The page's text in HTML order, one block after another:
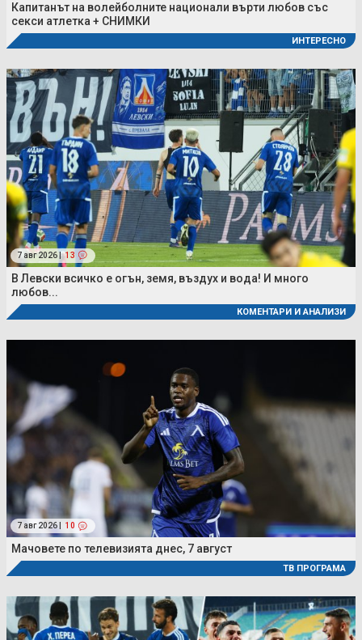
Капитанът на волейболните национали върти любов със
секси атлетка + СНИМКИ
ИНТЕРЕСНО
7 авг 2026 | 13
В Левски всичко е огън, земя, въздух и вода! И много
любов...
КОМЕНТАРИ И АНАЛИЗИ
7 авг 2026 | 10
Мачовете по телевизията днес, 7 август
ТВ ПРОГРАМА